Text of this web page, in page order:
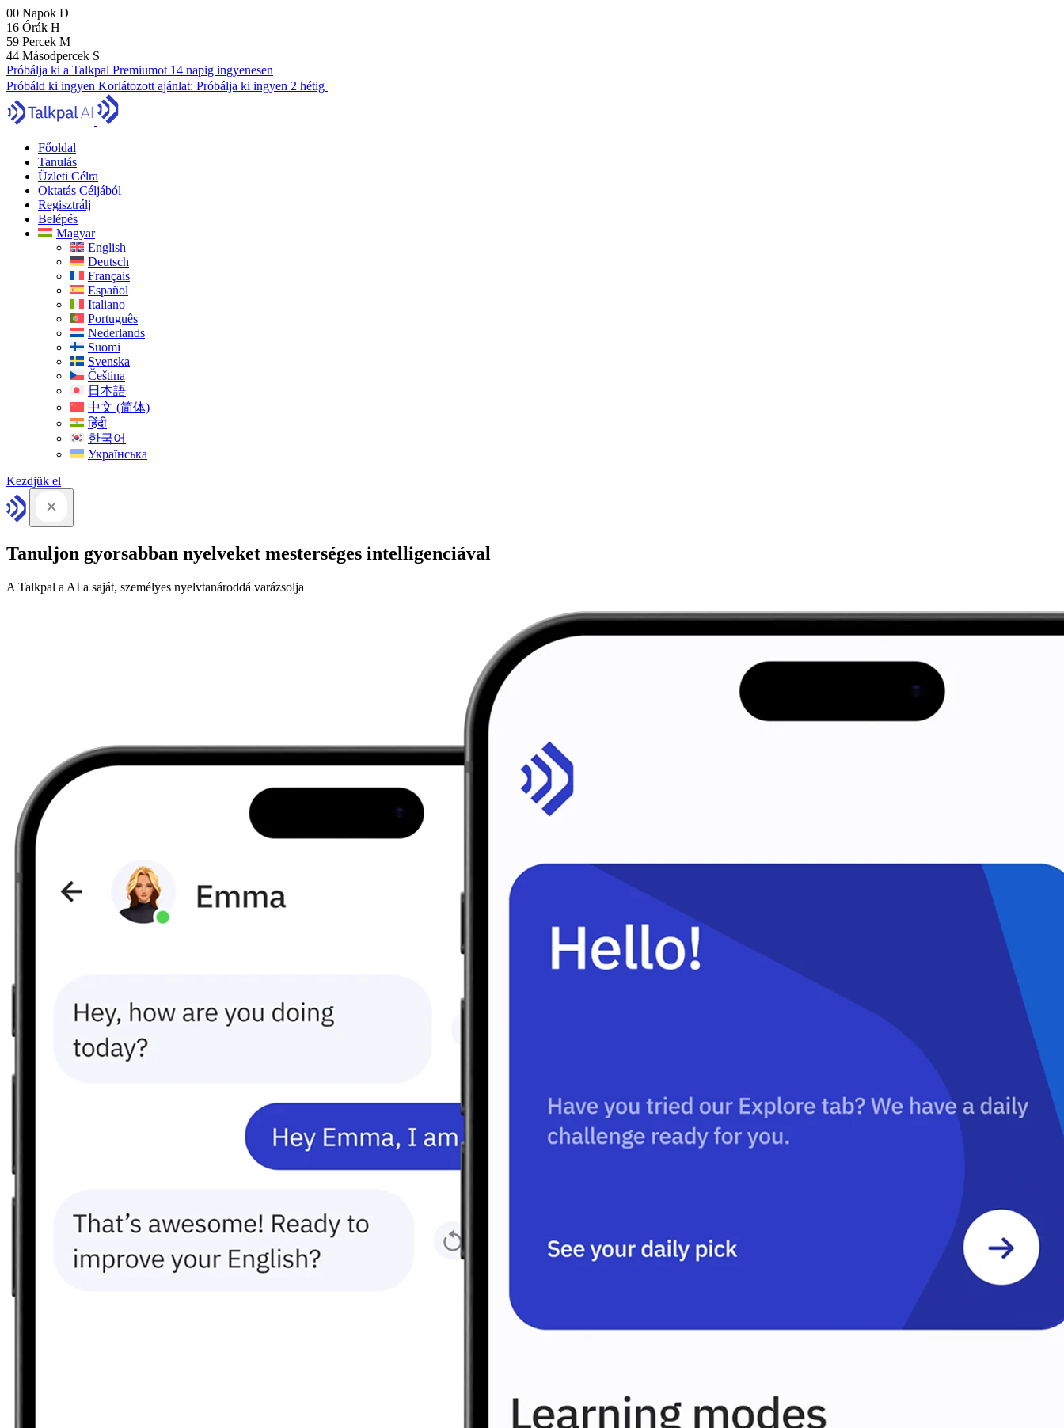
00 Napok D
16 Órák H
59 Percek M
43 Másodpercek S
Próbálja ki a Talkpal Premiumot 14 napig ingyenesen
Próbáld ki ingyen Korlátozott ajánlat: Próbálja ki ingyen 2 hétig
Főoldal
Tanulás
Üzleti Célra
Oktatás Céljából
Regisztrálj
Belépés
Magyar
English
Deutsch
Français
Español
Italiano
Português
Nederlands
Suomi
Svenska
Čeština
日本語
中文 (简体)
हिंदी
한국어
Українська
Kezdjük el
Tanuljon gyorsabban nyelveket mesterséges intelligenciával
A Talkpal a AI a saját, személyes nyelvtanároddá varázsolja